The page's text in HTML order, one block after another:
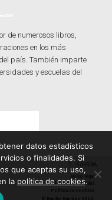
de numerosos libros,
en los más
país. También imparte
y escuelas del
IR ARRIBA
Aviso legal
Política de privacidad
Política de cookies
© Basilio Ramírez 2020.
datos estadísticos
o finalidades. Si
que aceptas su uso,
la política de cookies.